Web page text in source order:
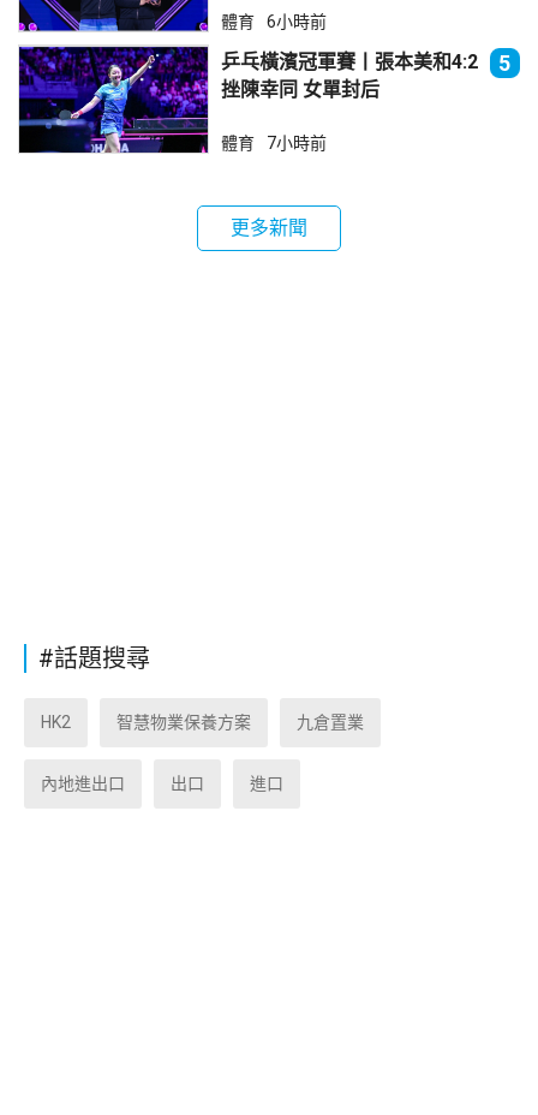
體育 6小時前
乒乓橫濱冠軍賽丨張本美和4:2
挫陳幸同 女單封后
5
體育 7小時前
更多新聞
#話題搜尋
HK2 智慧物業保養方案 九倉置業
內地進出口 出口 進口